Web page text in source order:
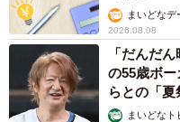
――投稿された謎のゆうち
するまで2カ月もかかっ
「国が『認知症になって
まいどなデ
2026.08.08
「だんだ
の55歳ボ
らとの「
まいどなト